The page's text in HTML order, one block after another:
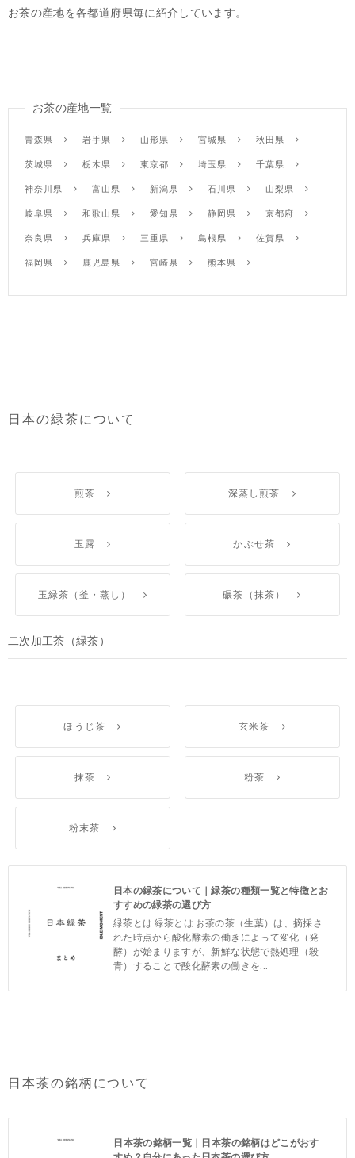
お茶の産地を各都道府県毎に紹介しています。
お茶の産地一覧
青森県 岩手県 山形県 宮城県 秋田県
茨城県 栃木県 東京都 埼玉県 千葉県
神奈川県 富山県 新潟県 石川県 山梨県
岐阜県 和歌山県 愛知県 静岡県 京都府
奈良県 兵庫県 三重県 島根県 佐賀県
福岡県 鹿児島県 宮崎県 熊本県
日本の緑茶について
煎茶 深蒸し煎茶
玉露 かぶせ茶
玉緑茶（釜・蒸し） 碾茶（抹茶）
二次加工茶（緑茶）
ほうじ茶 玄米茶
抹茶 粉茶
粉末茶
日本の緑茶について｜緑茶の種類一覧と特徴とお
すすめの緑茶の選び方
緑茶とは 緑茶とは お茶の茶（生葉）は、摘採さ
れた時点から酸化酵素の働きによって変化（発
酵）が始まりますが、新鮮な状態で熱処理（殺
青）することで酸化酵素の働きを...
日本茶の銘柄について
日本茶の銘柄一覧｜日本茶の銘柄はどこがおす